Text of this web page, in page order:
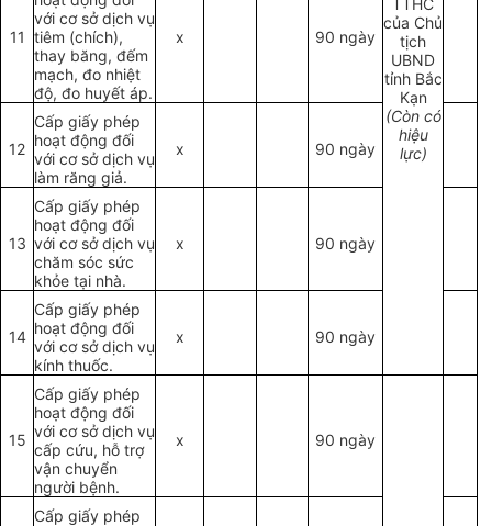
TTHC
của Chủ
tịch
UBND
tỉnh Bắc
Kạn
(Còn có
hiệu
lực)
11
với cơ sở dịch vụ
tiêm (chích),
thay băng, đếm
mạch, đo nhiệt
độ, đo huyết áp.
x 90 ngày
12
Cấp giấy phép
hoạt động đối
với cơ sở dịch vụ
làm răng giả.
x 90 ngày
13
Cấp giấy phép
hoạt động đối
với cơ sở dịch vụ
chăm sóc sức
khỏe tại nhà.
x 90 ngày
14
Cấp giấy phép
hoạt động đối
với cơ sở dịch vụ
kính thuốc.
x 90 ngày
15
Cấp giấy phép
hoạt động đối
với cơ sở dịch vụ
cấp cứu, hỗ trợ
vận chuyển
người bệnh.
x 90 ngày
Cấp giấy phép